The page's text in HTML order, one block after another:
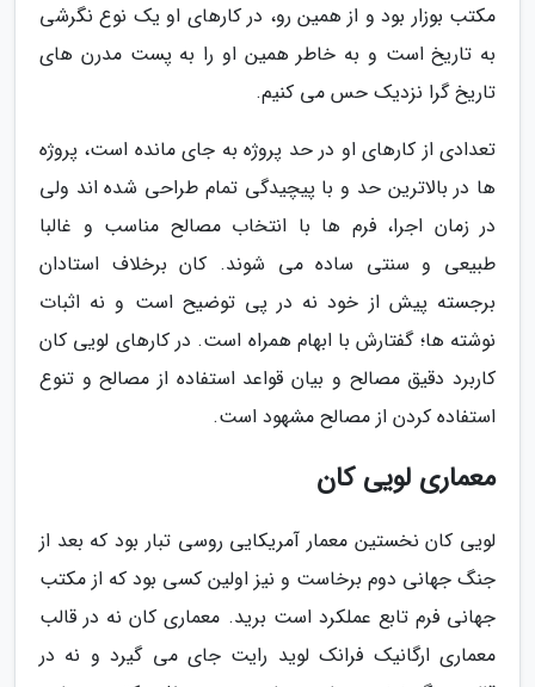
مکتب بوزار بود و از همین رو، در کارهای او یک نوع نگرشی
به تاریخ است و به خاطر همین او را به پست مدرن های
تاریخ گرا نزدیک حس می کنیم.
تعدادی از کارهای او در حد پروژه به جای مانده است، پروژه
ها در بالاترین حد و با پیچیدگی تمام طراحی شده اند ولی
در زمان اجرا، فرم ها با انتخاب مصالح مناسب و غالبا
طبیعی و سنتی ساده می شوند. کان برخلاف استادان
برجسته پیش از خود نه در پی توضیح است و نه اثبات
نوشته ها؛ گفتارش با ابهام همراه است. در کارهای لویی کان
کاربرد دقیق مصالح و بیان قواعد استفاده از مصالح و تنوع
استفاده کردن از مصالح مشهود است.
معماری لویی کان
لویی کان نخستین معمار آمریکایی روسی تبار بود که بعد از
جنگ جهانی دوم برخاست و نیز اولین کسی بود که از مکتب
جهانی فرم تابع عملکرد است برید. معماری کان نه در قالب
معماری ارگانیک فرانک لوید رایت جای می گیرد و نه در